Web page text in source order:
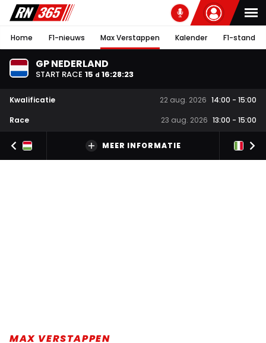
Home F1-nieuws Max Verstappen Kalender F1-stand
GP NEDERLAND
START RACE 15 d 16:28:22
Kwalificatie 22 aug. 2026 14:00 - 15:00
Race
23 aug. 2026 13:00 - 15:00
MEER INFORMATIE
MAX VERSTAPPEN